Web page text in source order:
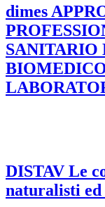
dimes
SANITARIO
DISTAV Le
naturalisti ed